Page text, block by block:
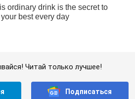
Читай только лучшее!
Подписаться